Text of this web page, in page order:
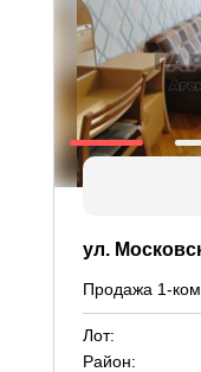
ул.
Продажа 1-
Лот:
Район: